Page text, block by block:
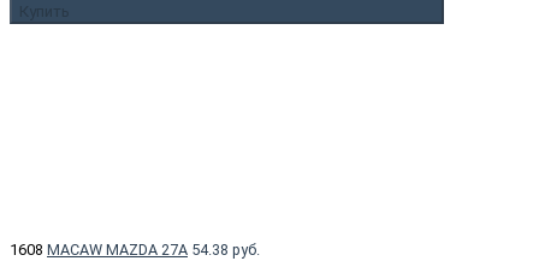
Купить
1608 MACAW MAZDA 27A 54.38 руб.